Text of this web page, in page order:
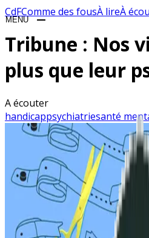
CdFComme des fousÀ lireÀ
MENU
BLOG
ON AIME
PLAYLIST
JEUX
Tribune : Nos
plus que leur
A écouter
handicappsychiatriesanté